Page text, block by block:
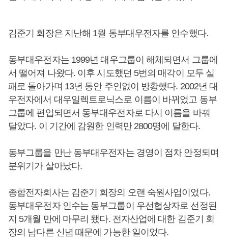
김준기 회장은 지난해 1월 동부대우전자를 인수했다.
동부대우전자는 1999년 대우그룹이 해체되면서 그룹에
서 떨어져 나왔다. 이후 시도했던 5번의 매각이 모두 실
패로 돌아가며 13년 동안 주인없이 방황했다. 2002년 대
우전자에서 대우일렉트로닉스로 이름이 바뀌었고 동부
그룹에 편입되면서 동부대우전자로 다시 이름을 바꿔
달았다. 이 기간에 감원한 인력만 2800명에 달한다.
동부그룹을 만난 동부대우전자는 경영이 점차 안정되며
분위기가 살아났다.
종합전자회사는 김준기 회장의 오랜 숙원사업이었다.
동부대우전자 인수는 동부그룹이 우선협상자로 선정된
지 5개월 만에 마무리 됐다. 전자산업에 대한 김준기 회
장의 남다른 신념 때문에 가능한 일이었다.